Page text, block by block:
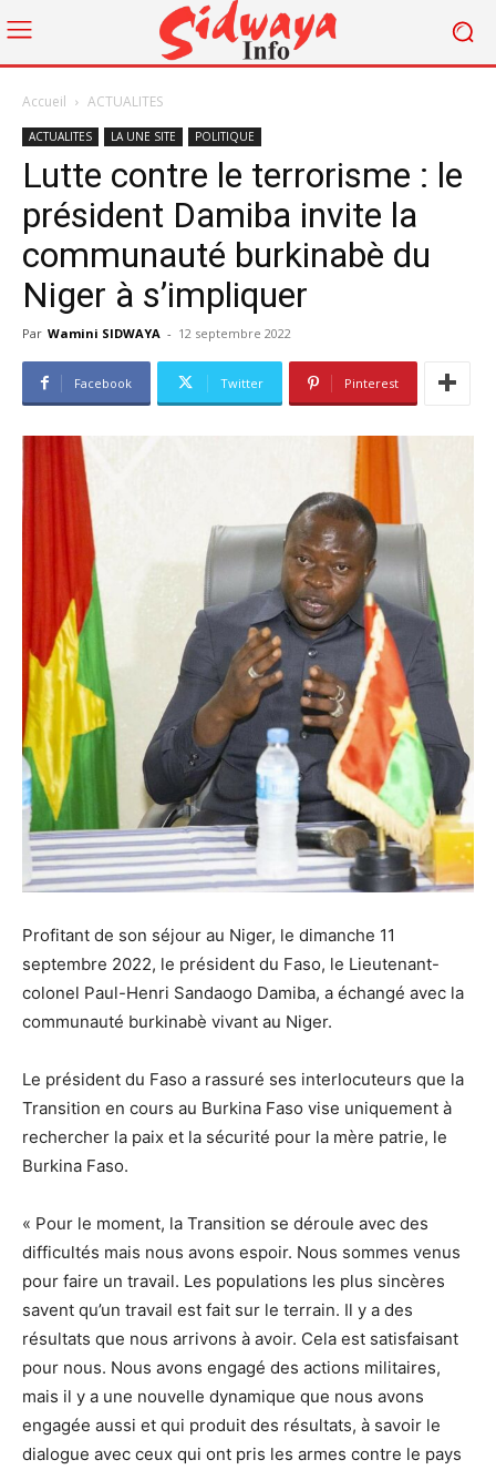
Accueil ACTUALITES
ACTUALITES LA UNE SITE POLITIQUE
Lutte contre le terrorisme : le
président Damiba invite la
communauté burkinabè du
Niger à s’impliquer
Par Wamini SIDWAYA - 12 septembre 2022
Facebook Twitter Pinterest
Profitant de son séjour au Niger, le dimanche 11
septembre 2022, le président du Faso, le Lieutenant-
colonel Paul-Henri Sandaogo Damiba, a échangé avec la
communauté burkinabè vivant au Niger.
Le président du Faso a rassuré ses interlocuteurs que la
Transition en cours au Burkina Faso vise uniquement à
rechercher la paix et la sécurité pour la mère patrie, le
Burkina Faso.
« Pour le moment, la Transition se déroule avec des
difficultés mais nous avons espoir. Nous sommes venus
pour faire un travail. Les populations les plus sincères
savent qu’un travail est fait sur le terrain. Il y a des
résultats que nous arrivons à avoir. Cela est satisfaisant
pour nous. Nous avons engagé des actions militaires,
mais il y a une nouvelle dynamique que nous avons
engagée aussi et qui produit des résultats, à savoir le
dialogue avec ceux qui ont pris les armes contre le pays